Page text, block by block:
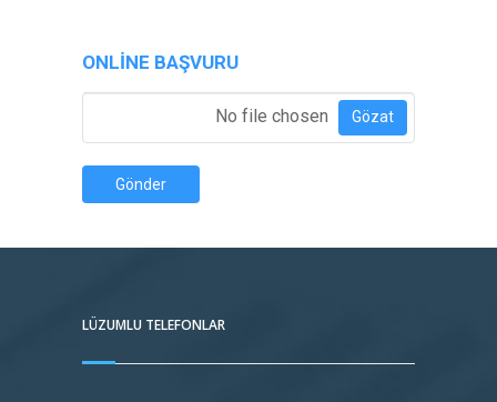
ONLINE BAŞVURU
No file chosen Gözat
Gönder
LÜZUMLU TELEFONLAR